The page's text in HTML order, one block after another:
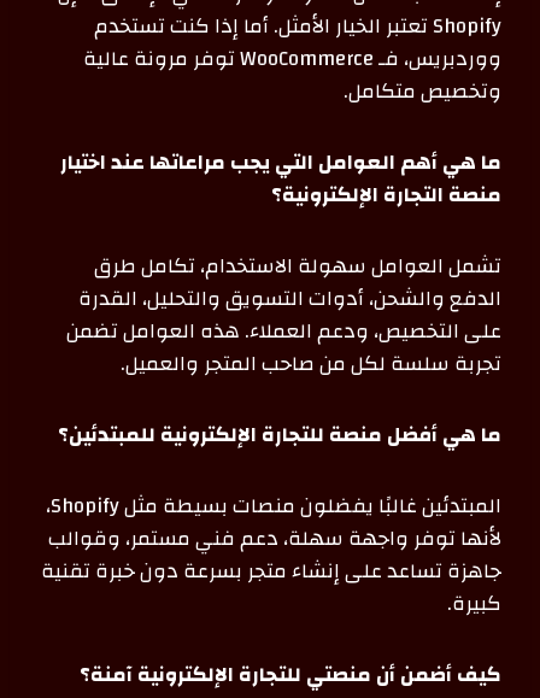
Shopify تعتبر الخيار الأمثل. أما إذا كنت تستخدم
ووردبريس، فـ WooCommerce توفر مرونة عالية
وتخصيص متكامل.
ما هي أهم العوامل التي يجب مراعاتها عند اختيار
منصة التجارة الإلكترونية؟
تشمل العوامل سهولة الاستخدام، تكامل طرق
الدفع والشحن، أدوات التسويق والتحليل، القدرة
على التخصيص، ودعم العملاء. هذه العوامل تضمن
تجربة سلسة لكل من صاحب المتجر والعميل.
ما هي أفضل منصة للتجارة الإلكترونية للمبتدئين؟
المبتدئين غالبًا يفضلون منصات بسيطة مثل Shopify،
لأنها توفر واجهة سهلة، دعم فني مستمر، وقوالب
جاهزة تساعد على إنشاء متجر بسرعة دون خبرة تقنية
كبيرة.
كيف أضمن أن منصتي للتجارة الإلكترونية آمنة؟